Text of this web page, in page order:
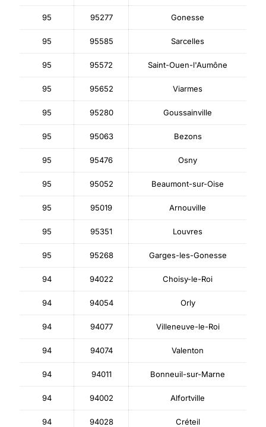
95 95277 Gonesse
95 95585 Sarcelles
95 95572 Saint-Ouen-l'Aumône
95 95652 Viarmes
95 95280 Goussainville
95 95063 Bezons
95 95476 Osny
95 95052 Beaumont-sur-Oise
95 95019 Arnouville
95 95351 Louvres
95 95268 Garges-les-Gonesse
94 94022 Choisy-le-Roi
94 94054 Orly
94 94077 Villeneuve-le-Roi
94 94074 Valenton
94 94011 Bonneuil-sur-Marne
94 94002 Alfortville
94 94028 Créteil